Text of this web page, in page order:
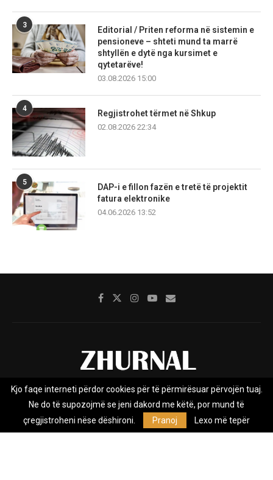
3
Editorial / Priten reforma në sistemin e
pensioneve – shteti mund ta marrë
shtyllën e dytë nga kursimet e
qytetarëve!
03.08.2026 15:00
4
Regjistrohet tërmet në Shkup
02.08.2026 22:34
5
DAP-i e fillon fazën e tretë të projektit
fatura elektronike
04.06.2026 13:52
Rreth nesh Impresumi Marketing
Kontakt
Privacy Policy
Zhurnal.mk është Agjenci e Lajmeve e pavarur, e themeluar në vitin
Kjo faqe interneti përdor cookies për të përmirësuar përvojën tuaj.
Ne do të supozojmë se jeni dakord me këtë, por mund të
çregjistroheni nëse dëshironi.
Pranoj Lexo më tepër